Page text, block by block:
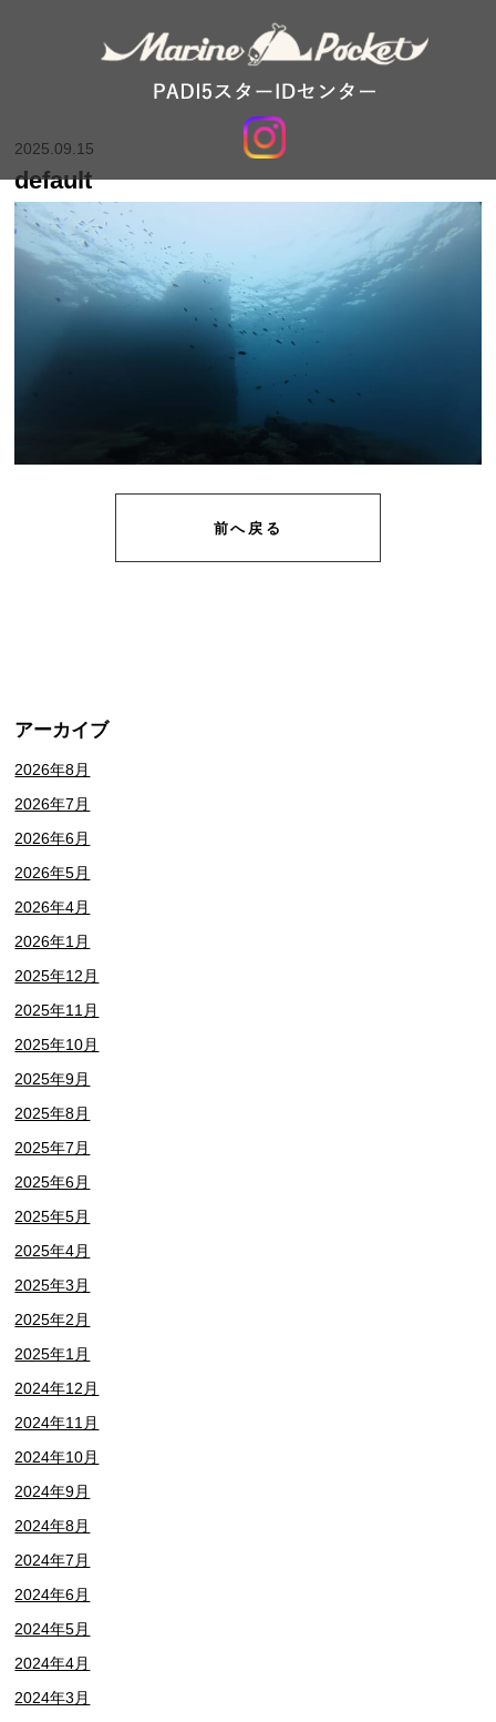
2025.09.15
default
前へ戻る
アーカイブ
2026年8月
2026年7月
2026年6月
2026年5月
2026年4月
2026年1月
2025年12月
2025年11月
2025年10月
2025年9月
2025年8月
2025年7月
2025年6月
2025年5月
2025年4月
2025年3月
2025年2月
2025年1月
2024年12月
2024年11月
2024年10月
2024年9月
2024年8月
2024年7月
2024年6月
2024年5月
2024年4月
2024年3月